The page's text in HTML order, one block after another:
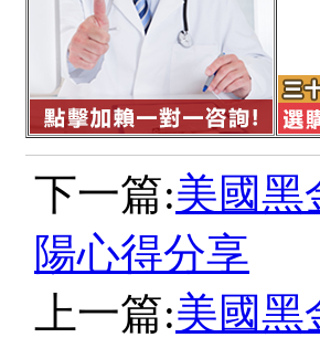
下一篇:美國黑
陽心得分享
上一篇:美國黑